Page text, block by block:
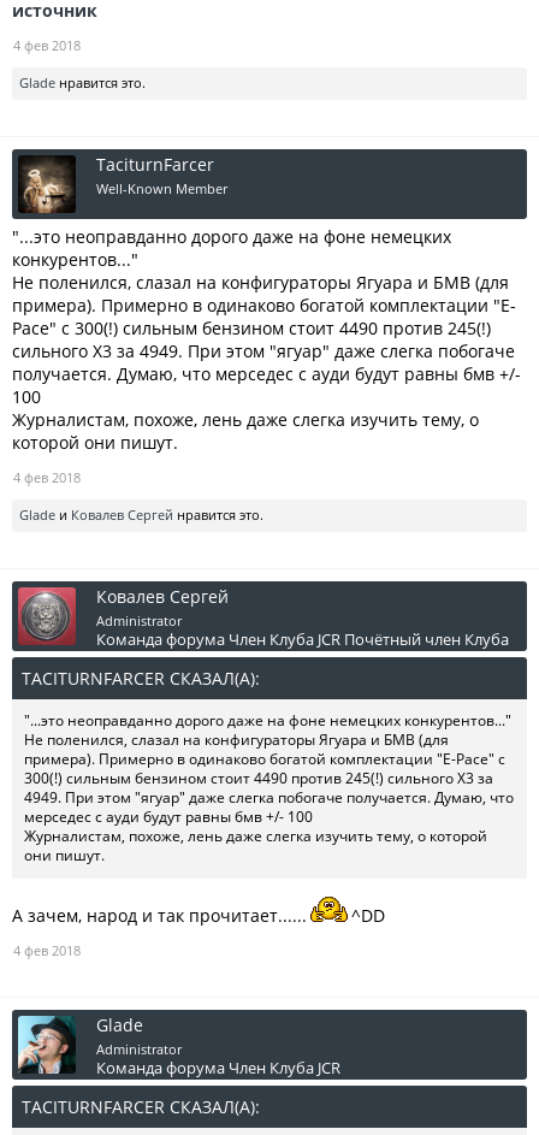
источник
4 фев 2018
Glade нравится это.
TaciturnFarcer
Well-Known Member
"...это неоправданно дорого даже на фоне немецких
конкурентов..."
Не поленился, слазал на конфигураторы Ягуара и БМВ (для
примера). Примерно в одинаково богатой комплектации "E-
Pace" с 300(!) сильным бензином стоит 4490 против 245(!)
сильного X3 за 4949. При этом "ягуар" даже слегка побогаче
получается. Думаю, что мерседес с ауди будут равны бмв +/-
100
Журналистам, похоже, лень даже слегка изучить тему, о
которой они пишут.
4 фев 2018
Glade и Ковалев Сергей нравится это.
Ковалев Сергей
Administrator
Команда форума Член Клуба JCR Почётный член Клуба
TACITURNFARCER СКАЗАЛ(А):
"...это неоправданно дорого даже на фоне немецких конкурентов..."
Не поленился, слазал на конфигураторы Ягуара и БМВ (для
примера). Примерно в одинаково богатой комплектации "E-Pace" с
300(!) сильным бензином стоит 4490 против 245(!) сильного X3 за
4949. При этом "ягуар" даже слегка побогаче получается. Думаю, что
мерседес с ауди будут равны бмв +/- 100
Журналистам, похоже, лень даже слегка изучить тему, о которой
они пишут.
А зачем, народ и так прочитает...... ^DD
4 фев 2018
Glade
Administrator
Команда форума Член Клуба JCR
TACITURNFARCER СКАЗАЛ(А):